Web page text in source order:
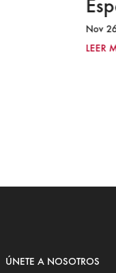
Nov
LEER
ÚNETE A NOSOTROS